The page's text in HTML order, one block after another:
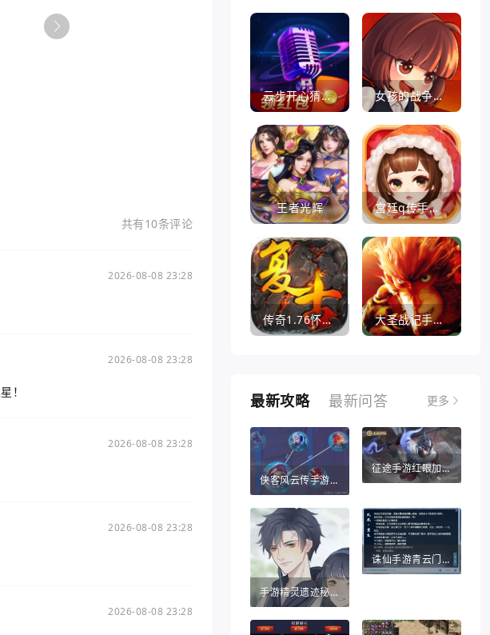
共有10条评论
2026-08-08 23:28
2026-08-08 23:28
！
2026-08-08 23:28
2026-08-08 23:28
2026-08-08 23:28
云步开心猜歌名 女孩的战争手机版(暂未上线)
王者光辉 宫廷q传手游百度版
传奇1.76怀旧版打金服 大圣战记手游官方版
最新攻略 最新问答 更多
侠客风云传手游战法（侠客风云传手游战法攻略）
征途手游红眼加点推荐（征途手游红眼加点推荐攻略）
手游精灵遗迹秘密宝藏（热血江湖手游秘宝灵符）
诛仙手游青云门攻略（诛仙手游哪个职业比较适合平民）